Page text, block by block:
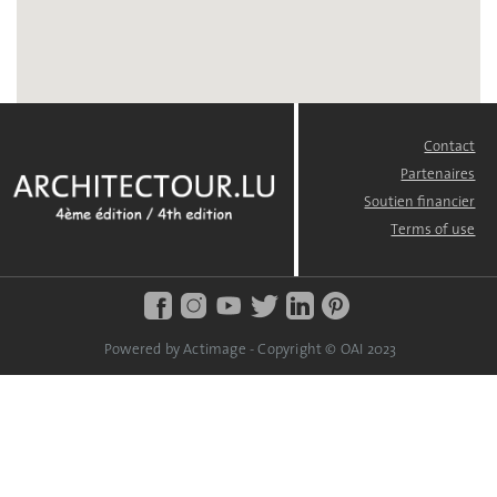
Contact
Partenaires
Soutien financier
Terms of use
Powered by Actimage - Copyright © OAI 2023